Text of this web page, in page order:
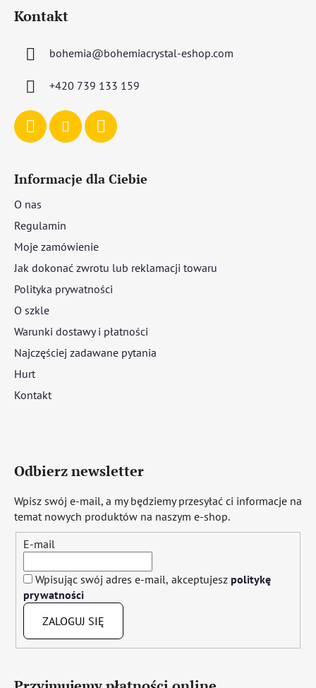
Kontakt
bohemia@bohemiacrystal-eshop.com
+420 739 133 159
Informacje dla Ciebie
O nas
Regulamin
Moje zamówienie
Jak dokonać zwrotu lub reklamacji towaru
Polityka prywatności
O szkle
Warunki dostawy i płatności
Najczęściej zadawane pytania
Hurt
Kontakt
Odbierz newsletter
Wpisz swój e-mail, a my będziemy przesyłać ci informacje na
temat nowych produktów na naszym e-shop.
E-mail
Wpisując swój adres e-mail, akceptujesz politykę
prywatności
ZALOGUJ SIĘ